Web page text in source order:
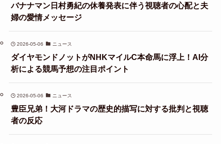
バナナマン日村勇紀の休養発表に伴う視聴者の心配と夫
婦の愛情メッセージ
2026-05-06 ニュース
ダイヤモンドノットがNHKマイルC本命馬に浮上！AI分
析による競馬予想の注目ポイント
2026-05-06 ニュース
豊臣兄弟！大河ドラマの歴史的描写に対する批判と視聴
者の反応